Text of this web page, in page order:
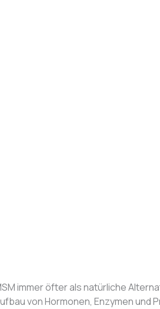
immer öfter als natürliche
von Hormonen, Enzymen und